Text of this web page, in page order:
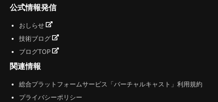
公式情報発信
おしらせ
技術ブログ
ブログTOP
関連情報
総合プラットフォームサービス「バーチャルキャスト」利用規約
プライバシーポリシー